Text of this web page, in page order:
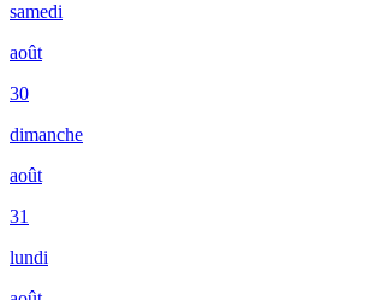
samedi
août
30
dimanche
août
31
lundi